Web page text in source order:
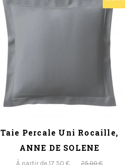
Taie Percale Uni Rocaille,
ANNE DE SOLENE
À partir de 17,50 € 25,00 €